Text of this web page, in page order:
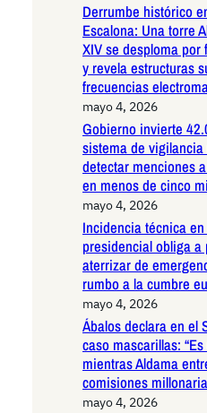
Derrumbe histórico
Escalona: Una torre
XIV se desploma
y revela estructuras
frecuencias
mayo 4, 2026
Gobierno invierte
sistema de
detectar menciones
en menos de cinco
mayo 4, 2026
Incidencia técnica
presidencial obliga a
aterrizar de
rumbo a la cumbre
mayo 4, 2026
Ábalos declara en el
caso mascarillas:
mientras Aldama
comisiones
mayo 4, 2026